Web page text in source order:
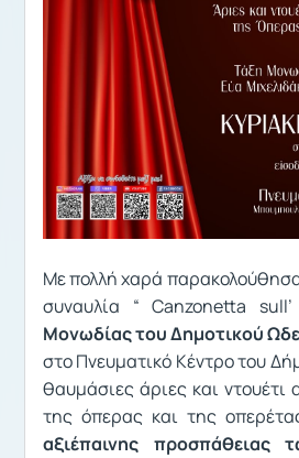
Με πολλή χαρά
συναυλία “ Canzonetta
Μονωδίας του Δημοτικού
στο Πνευματικό Κέντρο του
θαυμάσιες άριες και ντουέτι
της όπερας και της
αξιέπαινης προσπάθειας